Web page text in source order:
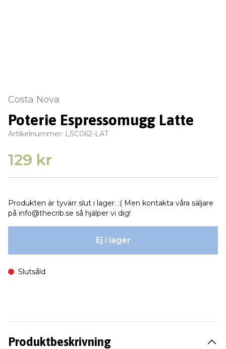
Costa Nova
Poterie Espressomugg Latte
Artikelnummer: LSC062-LAT
129 kr
Produkten är tyvärr slut i lager. :( Men kontakta våra säljare
på info@thecrib.se så hjälper vi dig!
Ej i lager
Slutsåld
Produktbeskrivning